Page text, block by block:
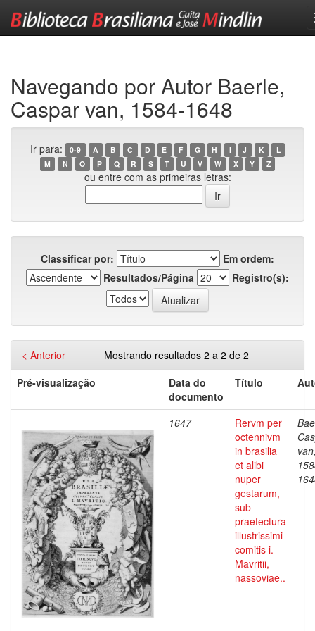
Navegando por Autor Baerle,
Caspar van, 1584-1648
Ir para: 0-9 A B C D E F G H I J K
L
M
N O P Q R S T U V W X Y Z
ou entre com as primeiras letras:
Classificar por:
Em ordem:
Resultados/Página
Registro(s):
Mostrando resultados 2 a 2 de 2
< Anterior
Pré-visualização
Data do
documento
Título
1647
Rervm per
octennivm
in brasilia
et alibi
nuper
gestarum,
sub
praefectura
illustrissimi
comitis i.
Mavritii,
nassoviae..